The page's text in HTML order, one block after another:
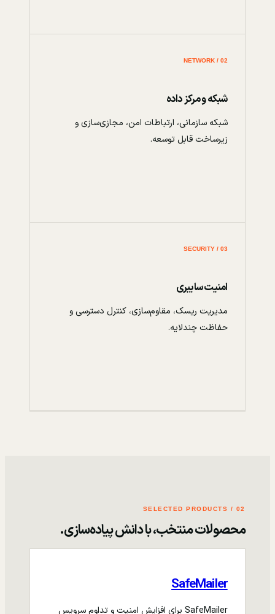
02 / NETWORK
شبکه و مرکز داده
شبکه سازمانی، ارتباطات امن، مجازی‌سازی و
زیرساخت قابل توسعه.
03 / SECURITY
امنیت سایبری
مدیریت ریسک، مقاوم‌سازی، کنترل دسترسی و
حفاظت چندلایه.
02 / SELECTED PRODUCTS
محصولات منتخب، با دانش پیاده‌سازی.
SafeMailer
SafeMailer برای افزایش امنیت و تداوم سرویس